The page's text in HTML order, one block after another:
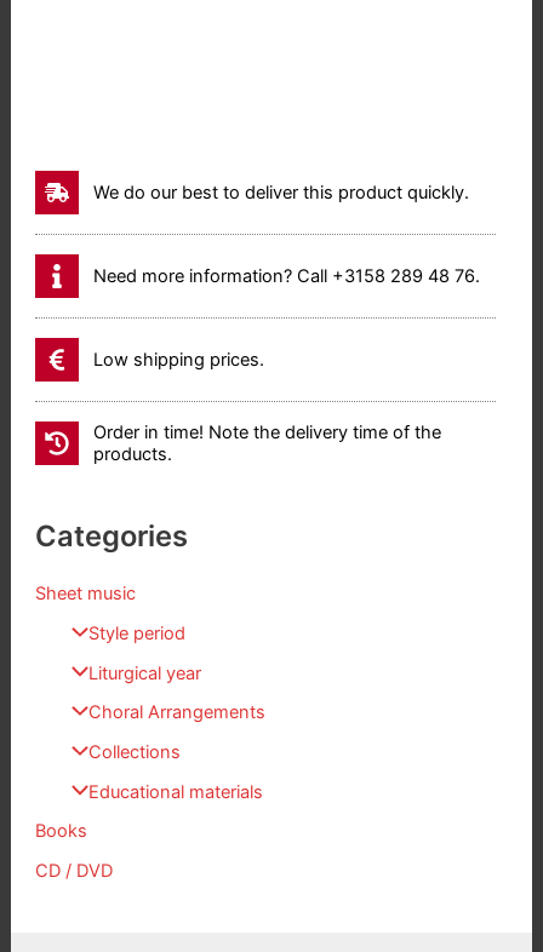
We do our best to deliver this product quickly.
Need more information? Call +3158 289 48 76.
Low shipping prices.
Order in time! Note the delivery time of the
products.
Categories
Sheet music
Style period
Liturgical year
Choral Arrangements
Collections
Educational materials
Books
CD / DVD